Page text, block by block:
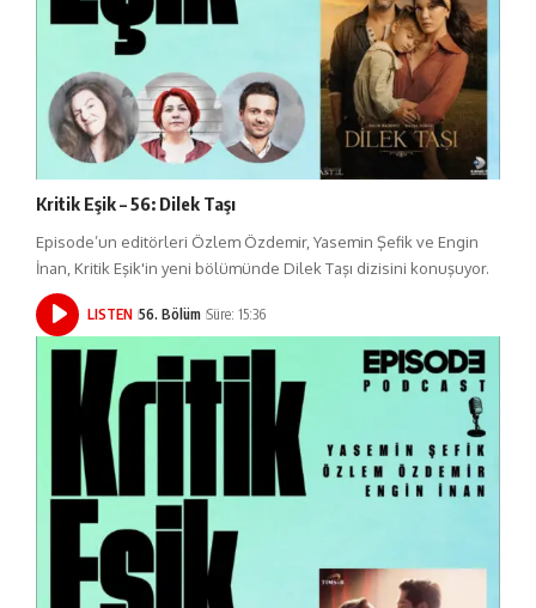
Kritik Eşik – 56: Dilek Taşı
Episode’un editörleri Özlem Özdemir, Yasemin Şefik ve Engin
İnan, Kritik Eşik'in yeni bölümünde Dilek Taşı dizisini konuşuyor.
LISTEN 56. Bölüm Süre: 15:36